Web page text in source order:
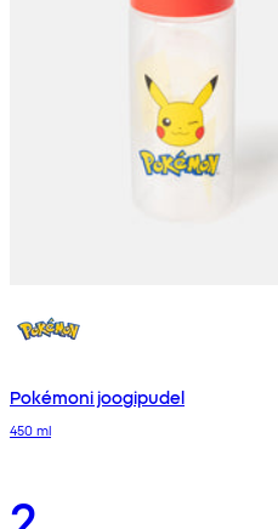
Pokémoni joogipudel
450 ml